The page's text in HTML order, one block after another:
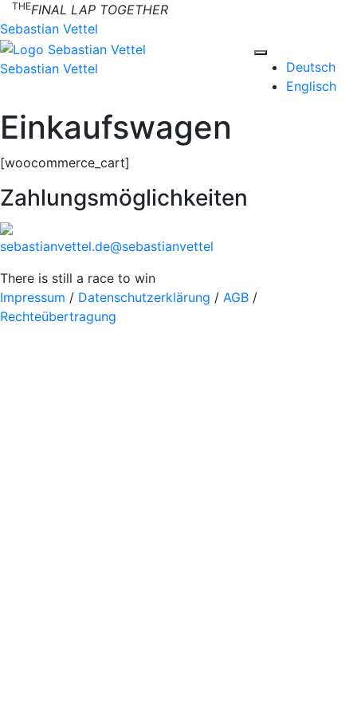
Skip
to
content
THEFINAL LAP TOGETHER
Sebastian Vettel
Sebastian Vettel
Deutsch
Englisch
Einkaufswagen
[woocommerce_cart]
Zahlungsmöglichkeiten
sebastianvettel.de@sebastianvettel
There is still a race to win
Impressum / Datenschutzerklärung / AGB /
Rechteübertragung